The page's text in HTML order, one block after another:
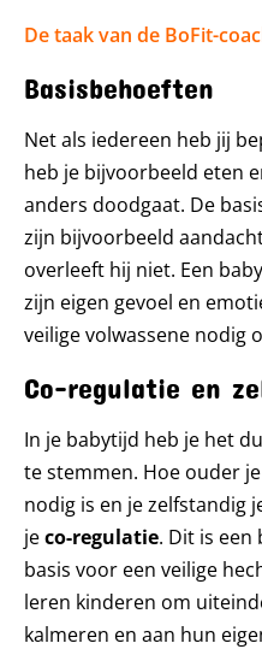
De taak van de BoFit-
Basisbehoeften
Net als iedereen heb jij
heb je bijvoorbeeld eten
anders doodgaat. De
zijn bijvoorbeeld
overleeft hij niet. Een
zijn eigen gevoel en
veilige volwassene nodig
Co-regulatie en
In je babytijd heb je het
te stemmen. Hoe ouder
nodig is en je zelfstandig
jeco-regulatie. Dit is een
basis voor een veilige
leren kinderen om
kalmeren en aan hun